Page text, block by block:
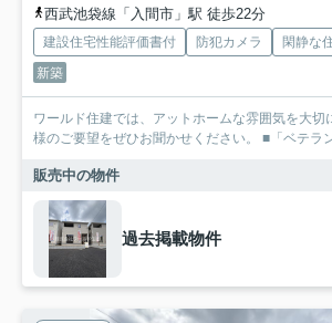
西武池袋線「入間市」駅 徒歩22分
建設住宅性能評価書付 防犯カメラ 閑静な
新築
ワールド住建では、アットホームな雰囲気を大切
様のご要望をぜひお聞かせくださ
販売中の物件
過去掲載物件